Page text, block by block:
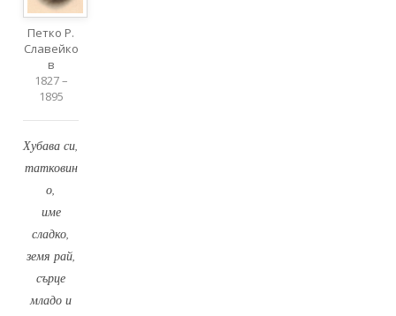
Петко Р.
Славейко
в
1827 –
1895
Хубава си,
татковин
о,
име
сладко,
земя рай,
сърце
младо и